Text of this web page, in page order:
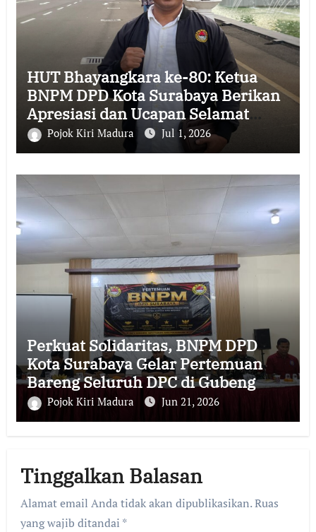
HUT Bhayangkara ke-80: Ketua
BNPM DPD Kota Surabaya Berikan
Apresiasi dan Ucapan Selamat
kepada Polri
Pojok Kiri Madura Jul 1, 2026
Perkuat Solidaritas, BNPM DPD
Kota Surabaya Gelar Pertemuan
Bareng Seluruh DPC di Gubeng
Pojok Kiri Madura Jun 21, 2026
Tinggalkan Balasan
Alamat email Anda tidak akan dipublikasikan.Ruas
yang wajib ditandai *